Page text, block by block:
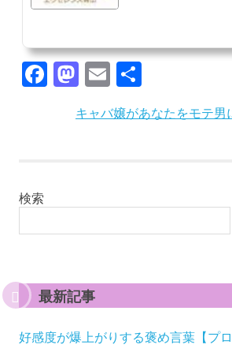
Facebook
Mastodon
Email
キャバ嬢があなたをモテ男
検索
最新記事
好感度が爆上がりする褒め言葉【プロ